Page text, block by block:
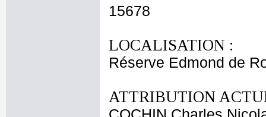
15678
LOCALISATION :
Réserve Edmond de
ATTRIBUTION